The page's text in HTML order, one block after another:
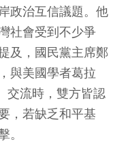
政治互信議題。他
社會受到不少爭
及，國民黨主席鄭
與美國學者葛拉
交流時，雙方皆認
，若缺乏和平基
。